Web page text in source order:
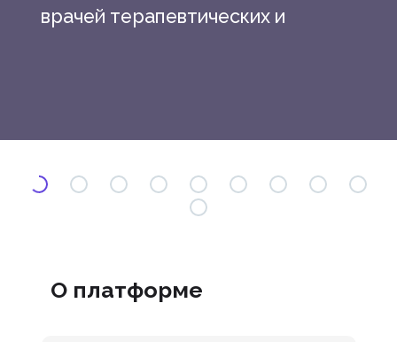
врачей терапевтических и
«Коморбидность в клинике
О платформе